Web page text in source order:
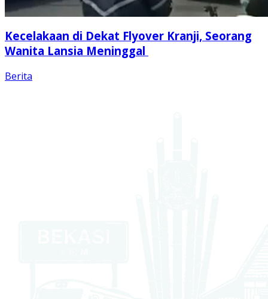
Kecelakaan di Dekat Flyover Kranji, Seorang
Wanita Lansia Meninggal
Berita